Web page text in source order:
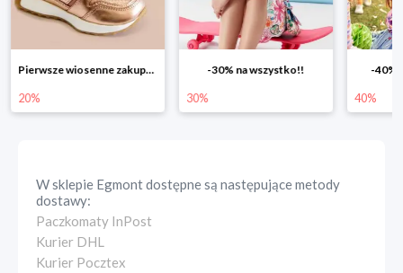
-30% na wszystko!!
30%
-40% na drugą sztukę
40% 25%
W sklepie Egmontdostępne są następujące metody
dostawy:
Paczkomaty InPost
Kurier DHL
Kurier Pocztex